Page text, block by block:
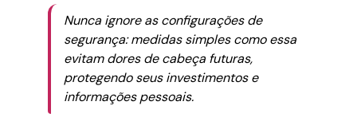
Nunca ignore as configurações de
segurança: medidas simples como essa
evitam dores de cabeça futuras,
protegendo seus investimentos e
informações pessoais.